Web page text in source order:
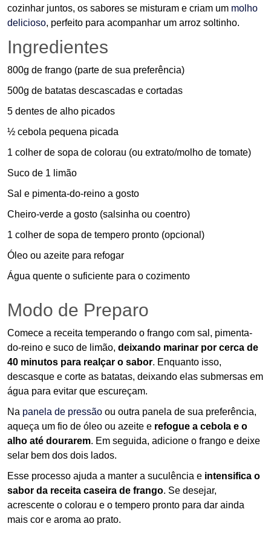
cozinhar juntos, os sabores se misturam e criam um molho
delicioso, perfeito para acompanhar um arroz soltinho.
Ingredientes
800g de frango (parte de sua preferência)
500g de batatas descascadas e cortadas
5 dentes de alho picados
½ cebola pequena picada
1 colher de sopa de colorau (ou extrato/molho de tomate)
Suco de 1 limão
Sal e pimenta-do-reino a gosto
Cheiro-verde a gosto (salsinha ou coentro)
1 colher de sopa de tempero pronto (opcional)
Óleo ou azeite para refogar
Água quente o suficiente para o cozimento
Modo de Preparo
Comece a receita temperando o frango com sal, pimenta-
do-reino e suco de limão, deixando marinar por cerca de
40 minutos para realçar o sabor. Enquanto isso,
descasque e corte as batatas, deixando elas submersas em
água para evitar que escureçam.
Na panela de pressão ou outra panela de sua preferência,
aqueça um fio de óleo ou azeite e refogue a cebola e o
alho até dourarem. Em seguida, adicione o frango e deixe
selar bem dos dois lados.
Esse processo ajuda a manter a suculência e intensifica o
sabor da receita caseira de frango. Se desejar,
acrescente o colorau e o tempero pronto para dar ainda
mais cor e aroma ao prato.